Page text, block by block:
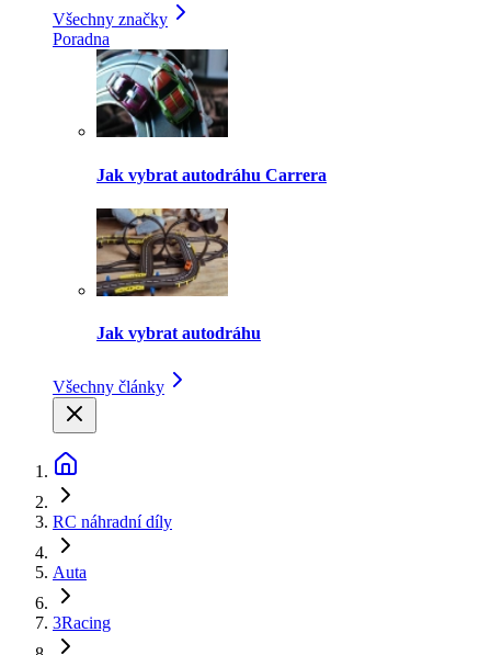
Všechny značky
Poradna
Jak vybrat autodráhu Carrera
Jak vybrat autodráhu
Všechny články
RC náhradní díly
Auta
3Racing